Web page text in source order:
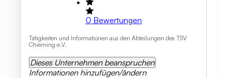
0 Bewertungen
Tätigkeiten und Informationen aus den Abteilungen des TSV
Chieming e.V.
Dieses Unternehmen beanspruchen
Informationen hinzufügen/ändern